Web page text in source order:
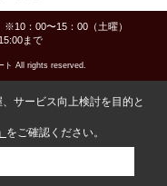
：00〜15：00（土曜）
まで
ト All rights reserved.
サービス向上検討を目的と
をご確認ください。